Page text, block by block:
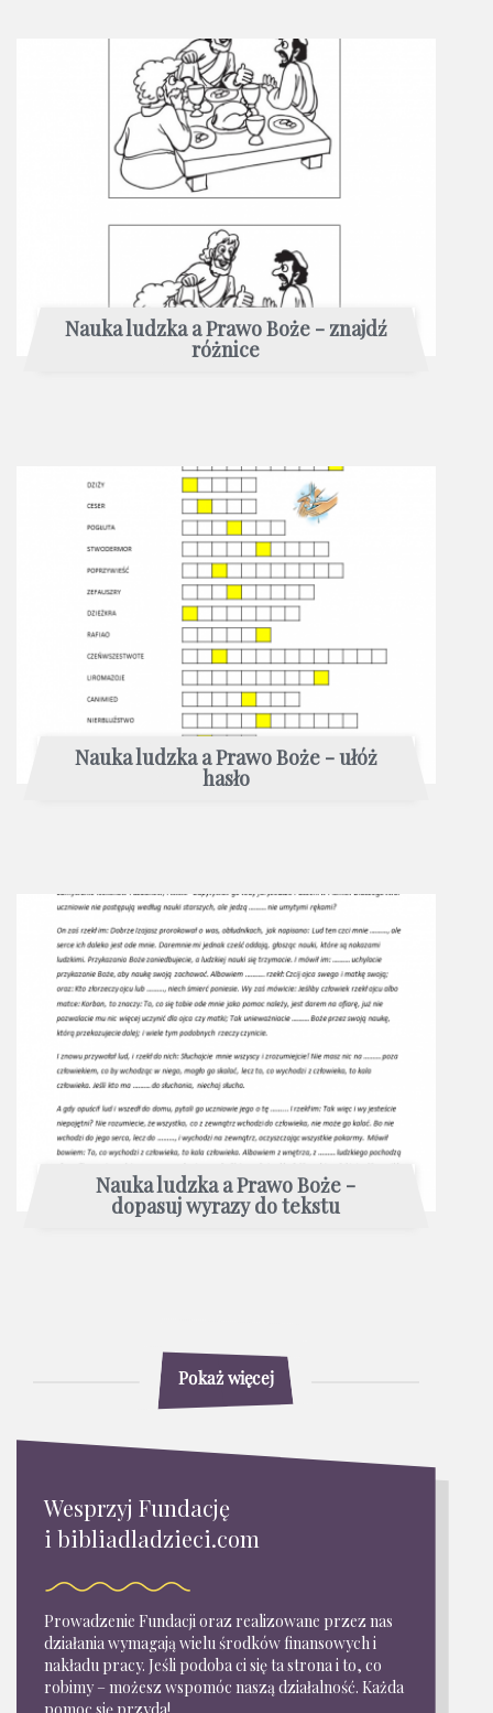
Nauka ludzka a Prawo Boże - znajdź
różnice
Nauka ludzka a Prawo Boże - ułóż
hasło
Nauka ludzka a Prawo Boże -
dopasuj wyrazy do tekstu
Pokaż więcej
Wesprzyj Fundację
i bibliadladzieci.com
Prowadzenie Fundacji oraz realizowane przez nas
działania wymagają wielu środków finansowych i
nakładu pracy. Jeśli podoba ci się ta strona i to, co
robimy – możesz wspomóc naszą działalność. Każda